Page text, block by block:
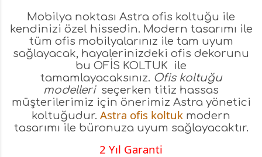
Mobilya noktası Astra ofis koltuğu ile
kendinizi özel hissedin. Modern tasarımı ile
tüm ofis mobilyalarınız ile tam uyum
sağlayacak, hayalerinizdeki ofis dekorunu
bu OFİS KOLTUK ile
tamamlayacaksınız. Ofis koltuğu
modelleri seçerken titiz hassas
müşterilerimiz için önerimiz Astra yönetici
koltuğudur. Astra ofis koltuk modern
tasarımı ile büronuza uyum sağlayacaktır.
2 Yıl Garanti